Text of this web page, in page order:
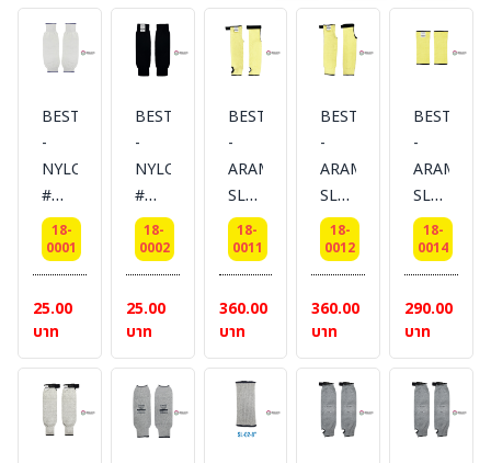
BESTSAFE
-
NYLON
#
MICROTECH
SLEEVE
FIT-
COOLING-
COMFORT
NY-
W-
16
นิ้ว
18-
0001
25.00
บาท
BESTSAFE
-
NYLON
#
MICROTECH
SLEEVE
FIT-
COOLING-
COMFORT
NY-
B-16
นิ้ว
ปลอก
18-
0002
25.00
บาท
BESTSAFE
-
ARAMID
SLEEVE
CUT3
#AM-
01-
18
นิ้ว
ปลอก
แขน
กัน
บาด
18-
0011
360.00
บาท
BESTSAFE
-
ARAMID
SLEEVE
CUT3
#AM-
02-
18
นิ้ว
ปลอก
แขน
กัน
บาด
18-
0012
360.00
บาท
BESTSAFE
-
ARAMID
SLEEVE
CUT3
#AM-
04-8
นิ้ว
ปลอก
แขน
กัน
บาด
และ
18-
0014
290.00
บาท